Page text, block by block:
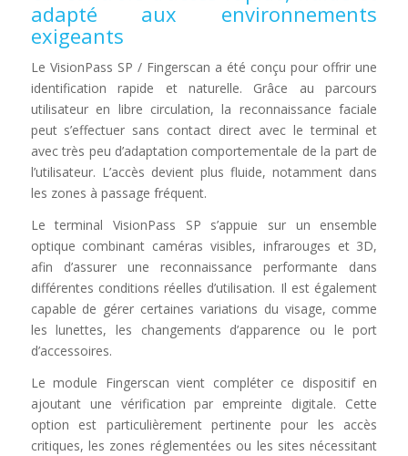
adapté aux environnements
exigeants
Le VisionPass SP / Fingerscan a été conçu pour offrir une
identification rapide et naturelle. Grâce au parcours
utilisateur en libre circulation, la reconnaissance faciale
peut s’effectuer sans contact direct avec le terminal et
avec très peu d’adaptation comportementale de la part de
l’utilisateur. L’accès devient plus fluide, notamment dans
les zones à passage fréquent.
Le terminal VisionPass SP s’appuie sur un ensemble
optique combinant caméras visibles, infrarouges et 3D,
afin d’assurer une reconnaissance performante dans
différentes conditions réelles d’utilisation. Il est également
capable de gérer certaines variations du visage, comme
les lunettes, les changements d’apparence ou le port
d’accessoires.
Le module Fingerscan vient compléter ce dispositif en
ajoutant une vérification par empreinte digitale. Cette
option est particulièrement pertinente pour les accès
critiques, les zones réglementées ou les sites nécessitant